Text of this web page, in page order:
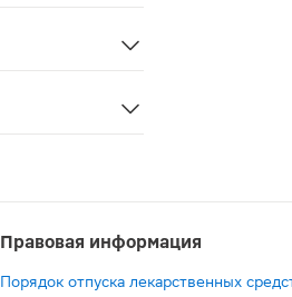
Правовая информация
Порядок отпуска лекарственных